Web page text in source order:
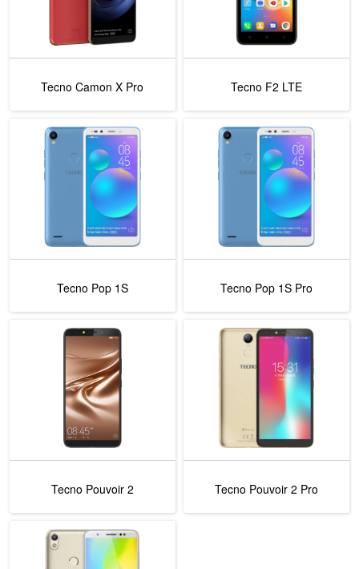
Tecno Camon X Pro Tecno F2 LTE
Tecno Pop 1S Tecno Pop 1S Pro
Tecno Pouvoir 2 Tecno Pouvoir 2 Pro